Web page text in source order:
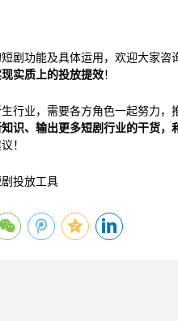
剧功能及具体运用，欢迎大家咨
实质上的投放提效！
行业，需要各方角色一起努力，
识、输出更多短剧行业的干货，
！
投放工具